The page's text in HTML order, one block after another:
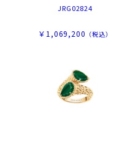
JRG02824
￥1,069,200 （税込）